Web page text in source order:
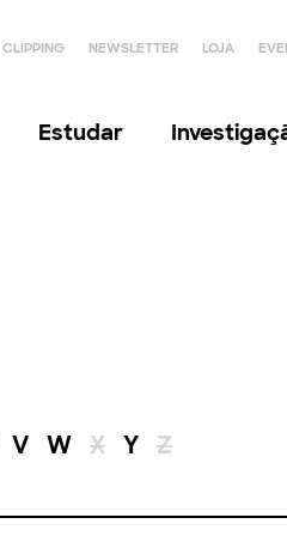
CLIPPING NEWSLETTER LOJA
Estudar
V W X Y Z